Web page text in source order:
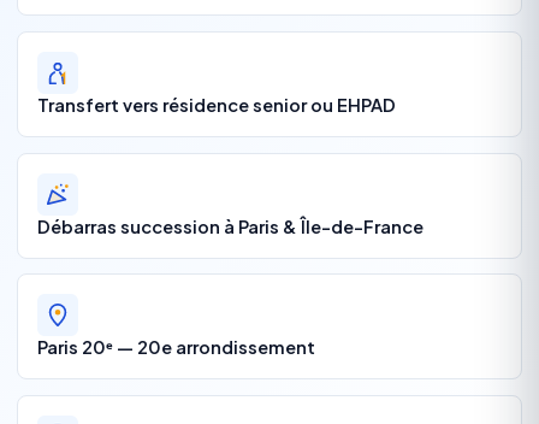
Transfert vers résidence senior ou EHPAD
Débarras succession à Paris & Île-de-France
Paris 20ᵉ — 20e arrondissement